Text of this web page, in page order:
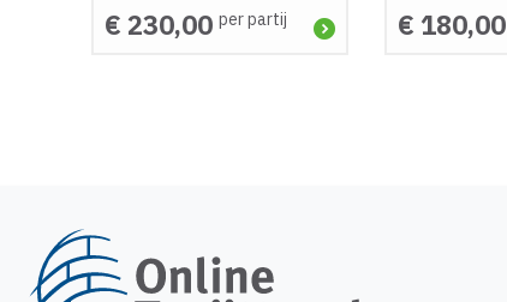
€ 230,00 per partij € 180,00